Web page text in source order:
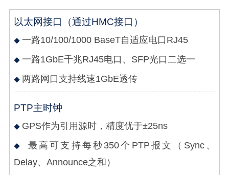
以太网接口（通过HMC接口）
一路10/100/1000 BaseT自适应电口RJ45
一路1GbE千兆RJ45电口、SFP光口二选一
两路网口支持线速1GbE透传
PTP主时钟
GPS作为引用源时，精度优于±25ns
最高可支持每秒350个PTP报文（Sync、
Delay、Announce之和）